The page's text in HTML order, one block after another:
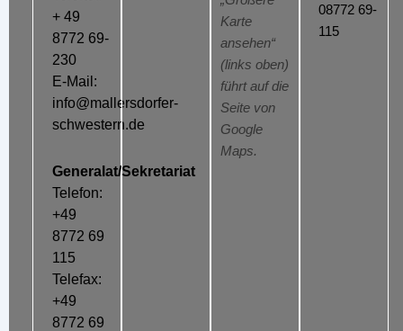
+ 49
8772 69-
230
E-Mail:
info@mallersdorfer-
schwestern.de
Generalat/Sekretariat
Telefon:
+49
8772 69
115
Telefax:
+49
8772 69
Karte
ansehen“
(links oben)
führt auf die
Seite von
Google
Maps.
08772 69-
115